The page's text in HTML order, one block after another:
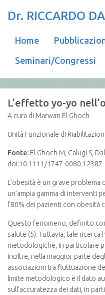
Dr. RICCARDO
Home
Seminari/Congressi
L’effetto yo-yo
A cura di Marwan El Ghoch
Unità Funzionale di
Fonte: El Ghoch M, Calugi S,
doi:10.1111/1747-0080.12387
L’obesità è un grave
un’ampia gamma di interventi
l’80% dei pazienti con
Questo fenomeno, definito
salute (5). Tuttavia, tale
metodologiche, in particolare
Inoltre, nella maggior parte
associazioni tra fluttuazione
limite metodologico è il dato
sull’accuratezza dei dati, in